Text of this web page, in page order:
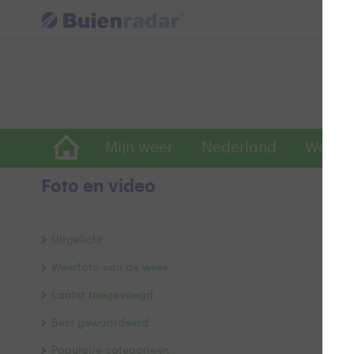
Mijn weer Nederland
Foto en video
Uitgelicht
Weerfoto van de week
Laatst toegevoegd
Best gewaardeerd
Populaire categorieën